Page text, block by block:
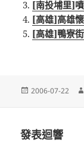
[南投埔里]
[高雄]高雄
[高雄]鴨寮
發
2006-07-22
發表迴響